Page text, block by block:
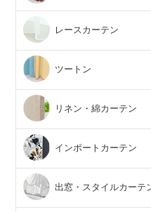
レースカーテン
ツートン
リネン・綿カーテン
インポートカーテン
出窓・スタイルカーテ